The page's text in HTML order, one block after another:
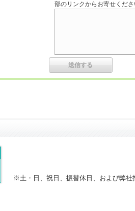
部のリンクからお寄せくださ
※土・日、祝日、振替休日、および弊社